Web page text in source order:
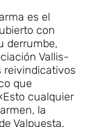
es el
con
derrumbe,
Vallis-
reivindicativos
que
cualquier
la
Valpuesta.